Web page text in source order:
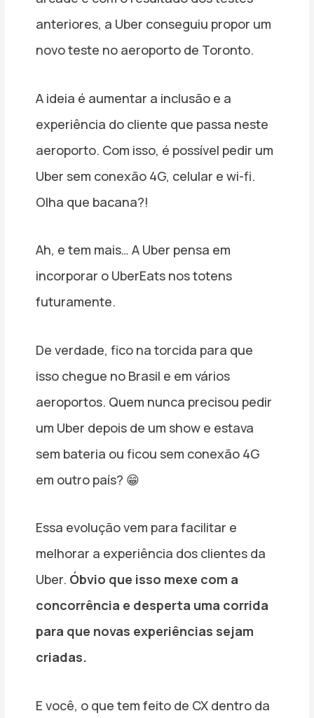
anteriores, a Uber conseguiu propor um
novo teste no aeroporto de Toronto.
A ideia é aumentar a inclusão e a
experiência do cliente que passa neste
aeroporto. Com isso, é possível pedir um
Uber sem conexão 4G, celular e wi-fi.
Olha que bacana?!
Ah, e tem mais… A Uber pensa em
incorporar o UberEats nos totens
futuramente.
De verdade, fico na torcida para que
isso chegue no Brasil e em vários
aeroportos. Quem nunca precisou pedir
um Uber depois de um show e estava
sem bateria ou ficou sem conexão 4G
em outro país? 😁
Essa evolução vem para facilitar e
melhorar a experiência dos clientes da
Uber. Óbvio que isso mexe com a
concorrência e desperta uma corrida
para que novas experiências sejam
criadas.
E você, o que tem feito de CX dentro da